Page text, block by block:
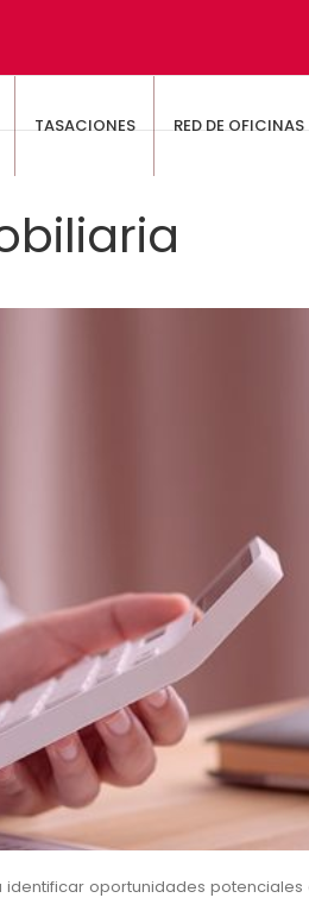
TASACIONES RED DE OFICINAS
oportunidades